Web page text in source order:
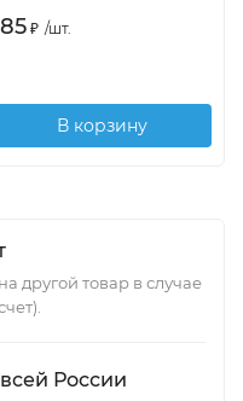
₽ /шт.
В корзину
другой товар в случае
России